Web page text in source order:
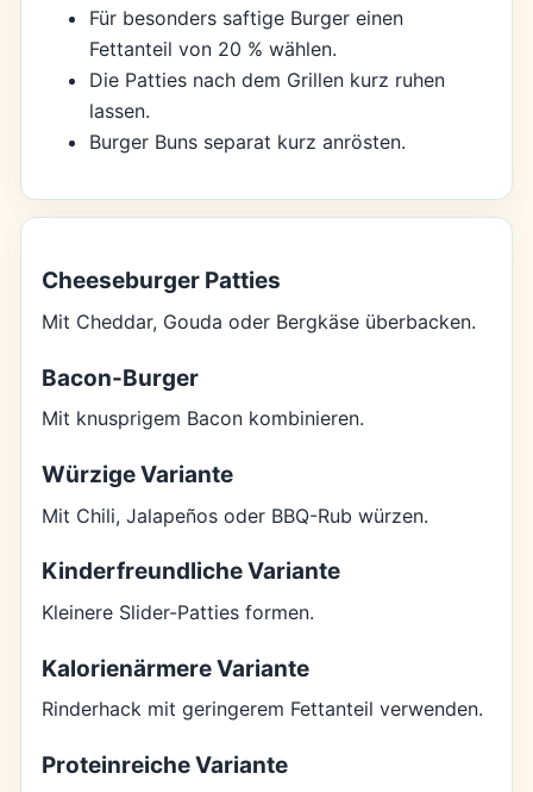
Für besonders saftige Burger einen
Fettanteil von 20 % wählen.
Die Patties nach dem Grillen kurz ruhen
lassen.
Burger Buns separat kurz anrösten.
Cheeseburger Patties
Mit Cheddar, Gouda oder Bergkäse überbacken.
Bacon-Burger
Mit knusprigem Bacon kombinieren.
Würzige Variante
Mit Chili, Jalapeños oder BBQ-Rub würzen.
Kinderfreundliche Variante
Kleinere Slider-Patties formen.
Kalorienärmere Variante
Rinderhack mit geringerem Fettanteil verwenden.
Proteinreiche Variante